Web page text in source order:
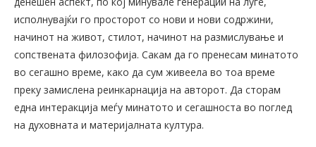
исполнувајќи го просторот со нови и нови содржини,
начинот на живот, стилот, начинот на размислување и
сопствената филозофија. Сакам да го пренесам минатото
во сегашно време, како да сум живеела во тоа време
преку замислена реинкарнација на авторот. Да сторам
една интеракција меѓу минатото и сегашноста во поглед
на духовната и материјалната култура.